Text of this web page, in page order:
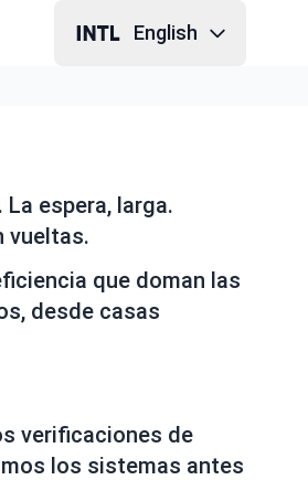
English
espera, larga.
vueltas.
que doman las
desde casas
verificaciones de
los sistemas antes